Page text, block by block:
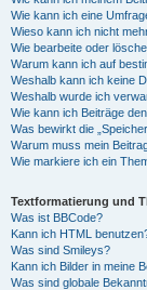
Wie kann ich eine
Wieso kann ich nicht
Wie bearbeite oder
Warum kann ich auf
Weshalb kann ich keine
Weshalb wurde ich
Wie kann ich Beiträge
Was bewirkt die
Warum muss mein
Wie markiere ich ein
Textformatierung und
Was ist BBCode?
Kann ich HTML
Was sind Smileys?
Kann ich Bilder in meine
Was sind globale